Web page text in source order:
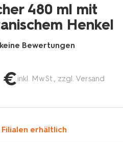
480 ml mit
Henkel
Bewertungen
€inkl. MwSt., zzgl. Versand
Filialen erhältlich